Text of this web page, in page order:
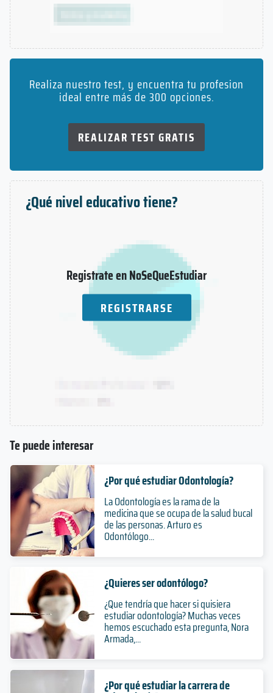
Realiza nuestro test, y encuentra tu profesion
ideal entre más de 300 opciones.
REALIZAR TEST GRATIS
¿Qué nivel educativo tiene?
Registrate en NoSeQueEstudiar
REGISTRARSE
Te puede interesar
¿Por qué estudiar Odontología?
La Odontología es la rama de la
medicina que se ocupa de la salud bucal
de las personas. Arturo es
Odontólogo...
¿Quieres ser odontólogo?
¿Que tendría que hacer si quisiera
estudiar odontología? Muchas veces
hemos escuchado esta pregunta, Nora
Armada,...
¿Por qué estudiar la carrera de